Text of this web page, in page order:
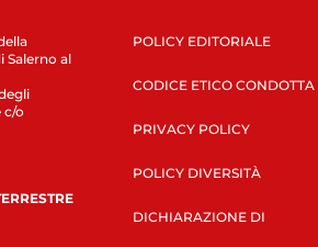
Salerno al
c/o
POLICY EDITORIALE
CODICE ETICO CONDOTTA
PRIVACY POLICY
POLICY DIVERSITÀ
DICHIARAZIONE DI